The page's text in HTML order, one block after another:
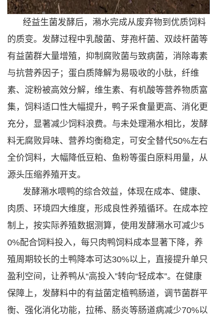
经益生菌发酵后，潲水完成从废弃物到优质饲料
的质变。发酵过程中乳酸菌、芽孢杆菌、双歧杆菌等
有益菌群大量增殖，抑制腐败菌与致病菌，消除毒素
与抗营养因子；蛋白质降解为易吸收的小肽，纤维
素、淀粉被高效分解，维生素、有机酸等营养物质富
集，饲料适口性大幅提升，鸭子采食量更高、消化更
充分，显著减少饲料浪费。与未处理潲水相比，发酵
料无腐败异味、营养均衡稳定，可安全替代50%左右
全价饲料，大幅降低豆粕、鱼粉等蛋白原料用量，从
源头压缩养殖开支。
发酵潲水喂鸭的综合效益，体现在成本、健康、
肉质、环境四大维度，形成良性养殖循环。在成本控
制上，按实际养殖数据测算，使用发酵潲水可减少5
0%配合饲料投入，每只肉鸭饲料成本显著下降，养
殖周期较长的土鸭降本可达30%以上，直接提升单只
盈利空间，让养鸭从“高投入”转向“轻成本”。在健康
保障上，发酵料中的有益菌定植鸭肠道，调节菌群平
衡、强化消化功能，拉稀、肠炎等肠道病减少70%以